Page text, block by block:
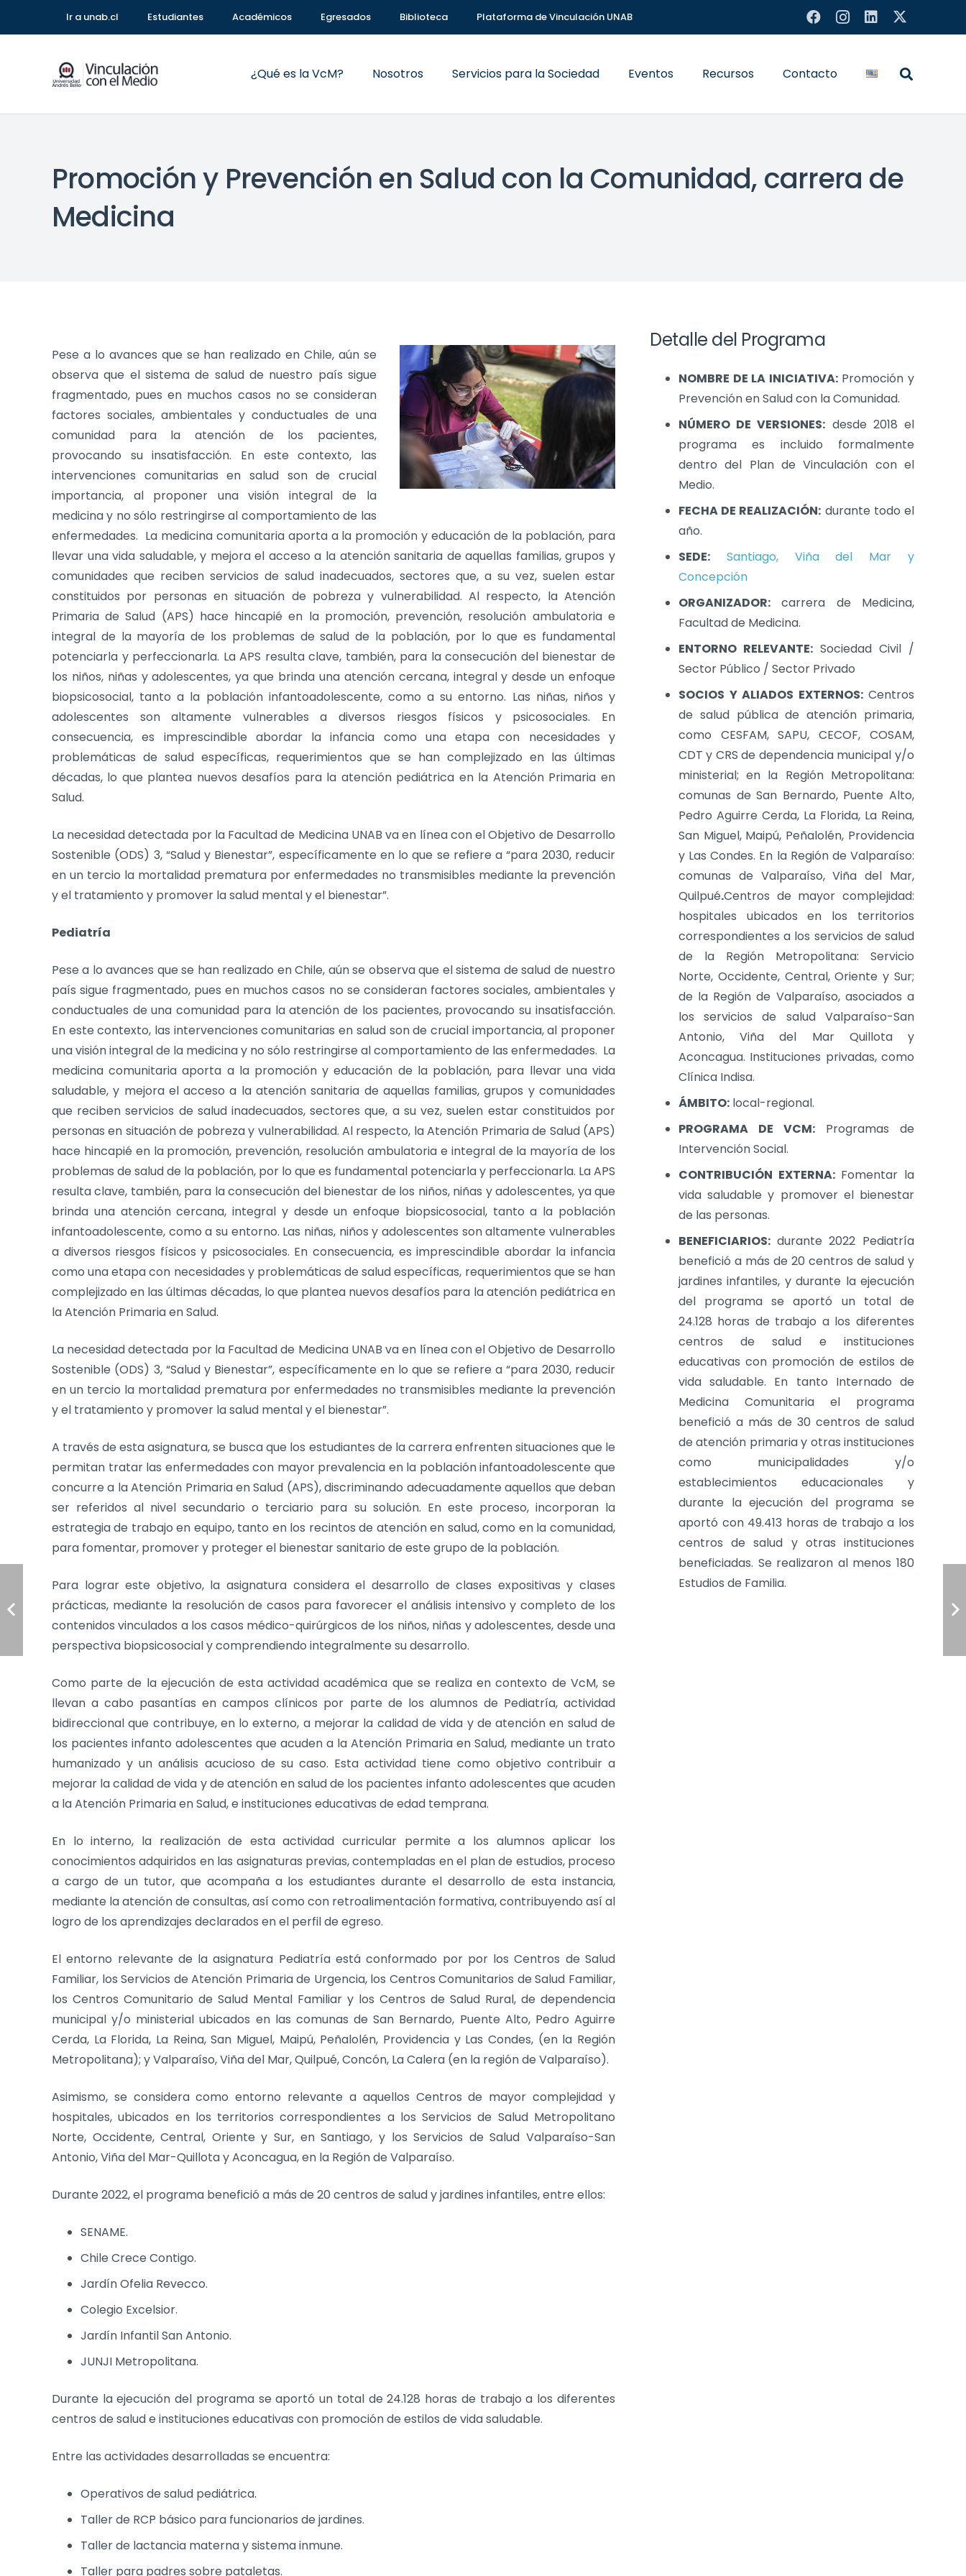
Ir a unab.cl Estudiantes Académicos Egresados Biblioteca Plataforma de Vinculación UNAB
¿Qué es la VcM? Nosotros Servicios para la Sociedad Eventos Recursos Contacto
Promoción y Prevención en Salud con la Comunidad, carrera de
Medicina
Pese a lo avances que se han realizado en Chile, aún se
observa que el sistema de salud de nuestro país sigue
fragmentado, pues en muchos casos no se consideran
factores sociales, ambientales y conductuales de una
comunidad para la atención de los pacientes,
provocando su insatisfacción. En este contexto, las
intervenciones comunitarias en salud son de crucial
importancia, al proponer una visión integral de la
medicina y no sólo restringirse al comportamiento de las
enfermedades. La medicina comunitaria aporta a la promoción y educación de la población, para
llevar una vida saludable, y mejora el acceso a la atención sanitaria de aquellas familias, grupos y
comunidades que reciben servicios de salud inadecuados, sectores que, a su vez, suelen estar
constituidos por personas en situación de pobreza y vulnerabilidad. Al respecto, la Atención
Primaria de Salud (APS) hace hincapié en la promoción, prevención, resolución ambulatoria e
integral de la mayoría de los problemas de salud de la población, por lo que es fundamental
potenciarla y perfeccionarla. La APS resulta clave, también, para la consecución del bienestar de
los niños, niñas y adolescentes, ya que brinda una atención cercana, integral y desde un enfoque
biopsicosocial, tanto a la población infantoadolescente, como a su entorno. Las niñas, niños y
adolescentes son altamente vulnerables a diversos riesgos físicos y psicosociales. En
consecuencia, es imprescindible abordar la infancia como una etapa con necesidades y
problemáticas de salud específicas, requerimientos que se han complejizado en las últimas
décadas, lo que plantea nuevos desafíos para la atención pediátrica en la Atención Primaria en
Salud.
La necesidad detectada por la Facultad de Medicina UNAB va en línea con el Objetivo de Desarrollo
Sostenible (ODS) 3, “Salud y Bienestar”, específicamente en lo que se refiere a “para 2030, reducir
en un tercio la mortalidad prematura por enfermedades no transmisibles mediante la prevención
y el tratamiento y promover la salud mental y el bienestar”.
Pediatría
Pese a lo avances que se han realizado en Chile, aún se observa que el sistema de salud de nuestro
país sigue fragmentado, pues en muchos casos no se consideran factores sociales, ambientales y
conductuales de una comunidad para la atención de los pacientes, provocando su insatisfacción.
En este contexto, las intervenciones comunitarias en salud son de crucial importancia, al proponer
una visión integral de la medicina y no sólo restringirse al comportamiento de las enfermedades. La
medicina comunitaria aporta a la promoción y educación de la población, para llevar una vida
saludable, y mejora el acceso a la atención sanitaria de aquellas familias, grupos y comunidades
que reciben servicios de salud inadecuados, sectores que, a su vez, suelen estar constituidos por
personas en situación de pobreza y vulnerabilidad. Al respecto, la Atención Primaria de Salud (APS)
hace hincapié en la promoción, prevención, resolución ambulatoria e integral de la mayoría de los
problemas de salud de la población, por lo que es fundamental potenciarla y perfeccionarla. La APS
resulta clave, también, para la consecución del bienestar de los niños, niñas y adolescentes, ya que
brinda una atención cercana, integral y desde un enfoque biopsicosocial, tanto a la población
infantoadolescente, como a su entorno. Las niñas, niños y adolescentes son altamente vulnerables
a diversos riesgos físicos y psicosociales. En consecuencia, es imprescindible abordar la infancia
como una etapa con necesidades y problemáticas de salud específicas, requerimientos que se han
complejizado en las últimas décadas, lo que plantea nuevos desafíos para la atención pediátrica en
la Atención Primaria en Salud.
La necesidad detectada por la Facultad de Medicina UNAB va en línea con el Objetivo de Desarrollo
Sostenible (ODS) 3, “Salud y Bienestar”, específicamente en lo que se refiere a “para 2030, reducir
en un tercio la mortalidad prematura por enfermedades no transmisibles mediante la prevención
y el tratamiento y promover la salud mental y el bienestar”.
A través de esta asignatura, se busca que los estudiantes de la carrera enfrenten situaciones que le
permitan tratar las enfermedades con mayor prevalencia en la población infantoadolescente que
concurre a la Atención Primaria en Salud (APS), discriminando adecuadamente aquellos que deban
ser referidos al nivel secundario o terciario para su solución. En este proceso, incorporan la
estrategia de trabajo en equipo, tanto en los recintos de atención en salud, como en la comunidad,
para fomentar, promover y proteger el bienestar sanitario de este grupo de la población.
Para lograr este objetivo, la asignatura considera el desarrollo de clases expositivas y clases
prácticas, mediante la resolución de casos para favorecer el análisis intensivo y completo de los
contenidos vinculados a los casos médico-quirúrgicos de los niños, niñas y adolescentes, desde una
perspectiva biopsicosocial y comprendiendo integralmente su desarrollo.
Como parte de la ejecución de esta actividad académica que se realiza en contexto de VcM, se
llevan a cabo pasantías en campos clínicos por parte de los alumnos de Pediatría, actividad
bidireccional que contribuye, en lo externo, a mejorar la calidad de vida y de atención en salud de
los pacientes infanto adolescentes que acuden a la Atención Primaria en Salud, mediante un trato
humanizado y un análisis acucioso de su caso. Esta actividad tiene como objetivo contribuir a
mejorar la calidad de vida y de atención en salud de los pacientes infanto adolescentes que acuden
a la Atención Primaria en Salud, e instituciones educativas de edad temprana.
En lo interno, la realización de esta actividad curricular permite a los alumnos aplicar los
conocimientos adquiridos en las asignaturas previas, contempladas en el plan de estudios, proceso
a cargo de un tutor, que acompaña a los estudiantes durante el desarrollo de esta instancia,
mediante la atención de consultas, así como con retroalimentación formativa, contribuyendo así al
logro de los aprendizajes declarados en el perfil de egreso.
El entorno relevante de la asignatura Pediatría está conformado por por los Centros de Salud
Familiar, los Servicios de Atención Primaria de Urgencia, los Centros Comunitarios de Salud Familiar,
los Centros Comunitario de Salud Mental Familiar y los Centros de Salud Rural, de dependencia
municipal y/o ministerial ubicados en las comunas de San Bernardo, Puente Alto, Pedro Aguirre
Cerda, La Florida, La Reina, San Miguel, Maipú, Peñalolén, Providencia y Las Condes, (en la Región
Metropolitana); y Valparaíso, Viña del Mar, Quilpué, Concón, La Calera (en la región de Valparaíso).
Asimismo, se considera como entorno relevante a aquellos Centros de mayor complejidad y
hospitales, ubicados en los territorios correspondientes a los Servicios de Salud Metropolitano
Norte, Occidente, Central, Oriente y Sur, en Santiago, y los Servicios de Salud Valparaíso-San
Antonio, Viña del Mar-Quillota y Aconcagua, en la Región de Valparaíso.
Durante 2022, el programa benefició a más de 20 centros de salud y jardines infantiles, entre ellos:
SENAME.
Chile Crece Contigo.
Jardín Ofelia Revecco.
Colegio Excelsior.
Jardín Infantil San Antonio.
JUNJI Metropolitana.
Durante la ejecución del programa se aportó un total de 24.128 horas de trabajo a los diferentes
centros de salud e instituciones educativas con promoción de estilos de vida saludable.
Entre las actividades desarrolladas se encuentra:
Operativos de salud pediátrica.
Taller de RCP básico para funcionarios de jardines.
Taller de lactancia materna y sistema inmune.
Taller para padres sobre pataletas.
Detalle del Programa
NOMBRE DE LA INICIATIVA:Promoción y
Prevención en Salud con la Comunidad.
NÚMERO DE VERSIONES: desde 2018 el
programa es incluido formalmente
dentro del Plan de Vinculación con el
Medio.
FECHA DE REALIZACIÓN: durante todo el
año.
SEDE:
Santiago, Viña del Mar y
Concepción
ORGANIZADOR:carrera de Medicina,
Facultad de Medicina.
ENTORNO RELEVANTE:Sociedad Civil /
Sector Público / Sector Privado
SOCIOS Y ALIADOS EXTERNOS: Centros
de salud pública de atención primaria,
como CESFAM, SAPU, CECOF, COSAM,
CDT y CRS de dependencia municipal y/o
ministerial; en la Región Metropolitana:
comunas de San Bernardo, Puente Alto,
Pedro Aguirre Cerda, La Florida, La Reina,
San Miguel, Maipú, Peñalolén, Providencia
y Las Condes. En la Región de Valparaíso:
comunas de Valparaíso, Viña del Mar,
Quilpué.Centros de mayor complejidad:
hospitales ubicados en los territorios
correspondientes a los servicios de salud
de la Región Metropolitana: Servicio
Norte, Occidente, Central, Oriente y Sur;
de la Región de Valparaíso, asociados a
los servicios de salud Valparaíso-San
Antonio, Viña del Mar Quillota y
Aconcagua. Instituciones privadas, como
Clínica Indisa.
ÁMBITO:local-regional.
PROGRAMA DE VCM:Programas de
Intervención Social.
CONTRIBUCIÓN EXTERNA:Fomentar la
vida saludable y promover el bienestar
de las personas.
BENEFICIARIOS: durante 2022 Pediatría
benefició a más de 20 centros de salud y
jardines infantiles, y durante la ejecución
del programa se aportó un total de
24.128 horas de trabajo a los diferentes
centros de salud e instituciones
educativas con promoción de estilos de
vida saludable. En tanto Internado de
Medicina Comunitaria el programa
benefició a más de 30 centros de salud
de atención primaria y otras instituciones
como municipalidades y/o
establecimientos educacionales y
durante la ejecución del programa se
aportó con 49.413 horas de trabajo a los
centros de salud y otras instituciones
beneficiadas. Se realizaron al menos 180
Estudios de Familia.